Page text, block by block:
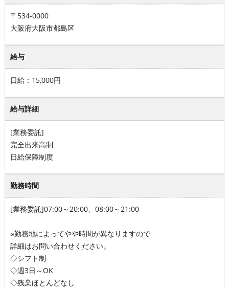
〒534-0000
大阪府大阪市都島区
給与
日給：15,000円
給与詳細
[業務委託]
完全出来高制
日給保障制度
勤務時間
[業務委託]07:00～20:00、08:00～21:00
※勤務地によってやや時間が異なりますので
詳細はお問い合わせください。
◇シフト制
◇週3日～OK
◇残業ほとんどなし